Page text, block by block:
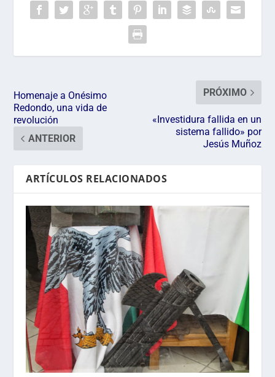
Homenaje a Onésimo
Redondo, una vida de
revolución
ANTERIOR
PRÓXIMO
«Investidura fallida en un
sistema fallido» por
Jesús Muñoz
ARTÍCULOS RELACIONADOS